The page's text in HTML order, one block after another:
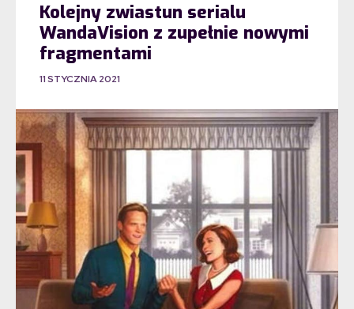
Kolejny zwiastun serialu
WandaVision z zupełnie nowymi
fragmentami
11 STYCZNIA 2021